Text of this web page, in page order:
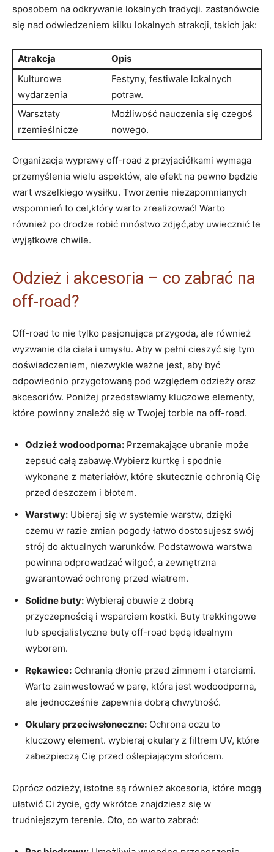
sposobem na odkrywanie lokalnych tradycji. zastanówcie
się nad odwiedzeniem kilku lokalnych atrakcji, takich jak:
Atrakcja
Opis
Kulturowe
wydarzenia
Festyny, festiwale lokalnych
potraw.
Warsztaty
rzemieślnicze
Możliwość nauczenia się czegoś
nowego.
Organizacja wyprawy off-road z przyjaciółkami wymaga
przemyślenia wielu aspektów, ale efekt na pewno będzie
wart wszelkiego wysiłku. Tworzenie niezapomnianych
wspomnień to cel,który warto zrealizować! Warto
również po drodze robić mnóstwo zdjęć,aby uwiecznić te
wyjątkowe chwile.
Odzież i akcesoria – co zabrać na
off-road?
Off-road to nie tylko pasjonująca przygoda, ale również
wyzwanie dla ciała i umysłu. Aby w pełni cieszyć się tym
doświadczeniem, niezwykle ważne jest, aby być
odpowiednio przygotowaną pod względem odzieży oraz
akcesoriów. Poniżej przedstawiamy kluczowe elementy,
które powinny znaleźć się w Twojej torbie na off-road.
Odzież wodoodporna: Przemakające ubranie może
zepsuć całą zabawę.Wybierz kurtkę i spodnie
wykonane z materiałów, które skutecznie ochronią Cię
przed deszczem i błotem.
Warstwy: Ubieraj się w systemie warstw, dzięki
czemu w razie zmian pogody łatwo dostosujesz swój
strój do aktualnych warunków. Podstawowa warstwa
powinna odprowadzać wilgoć, a zewnętrzna
gwarantować ochronę przed wiatrem.
Solidne buty: Wybieraj obuwie z dobrą
przyczepnością i wsparciem kostki. Buty trekkingowe
lub specjalistyczne buty off-road będą idealnym
wyborem.
Rękawice: Ochranią dłonie przed zimnem i otarciami.
Warto zainwestować w parę, która jest wodoodporna,
ale jednocześnie zapewnia dobrą chwytność.
Okulary przeciwsłoneczne: Ochrona oczu to
kluczowy element. wybieraj okulary z filtrem UV, które
zabezpieczą Cię przed oślepiającym słońcem.
Oprócz odzieży, istotne są również akcesoria, które mogą
ułatwić Ci życie, gdy wkrótce znajdziesz się w
trudniejszym terenie. Oto, co warto zabrać: